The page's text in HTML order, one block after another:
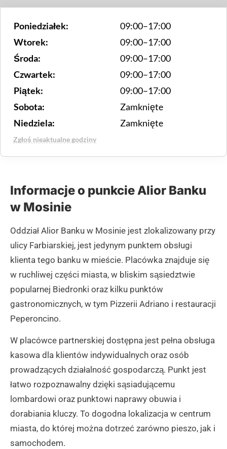
Poniedziałek:
09:00–17:00
Wtorek:
09:00–17:00
Środa:
09:00–17:00
Czwartek:
09:00–17:00
Piątek:
09:00–17:00
Sobota:
Zamknięte
Niedziela:
Zamknięte
Zgłoś nieaktualne godziny
Informacje o punkcie Alior Banku
w Mosinie
Oddział Alior Banku w Mosinie jest zlokalizowany przy
ulicy Farbiarskiej, jest jedynym punktem obsługi
klienta tego banku w mieście. Placówka znajduje się
w ruchliwej części miasta, w bliskim sąsiedztwie
popularnej Biedronki oraz kilku punktów
gastronomicznych, w tym Pizzerii Adriano i restauracji
Peperoncino.
W placówce partnerskiej dostępna jest pełna obsługa
kasowa dla klientów indywidualnych oraz osób
prowadzących działalność gospodarczą. Punkt jest
łatwo rozpoznawalny dzięki sąsiadującemu
lombardowi oraz punktowi naprawy obuwia i
dorabiania kluczy. To dogodna lokalizacja w centrum
miasta, do której można dotrzeć zarówno pieszo, jak i
samochodem.